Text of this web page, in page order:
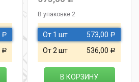
Р
Р
В упаковке 2
От 1 шт 573,00 Р
От 2 шт 536,00 Р
В КОРЗИНУ